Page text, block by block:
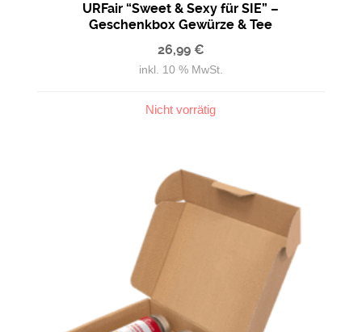
URFair “Sweet & Sexy für SIE” –
Geschenkbox Gewürze & Tee
26,99 €
inkl. 10 % MwSt.
Nicht vorrätig